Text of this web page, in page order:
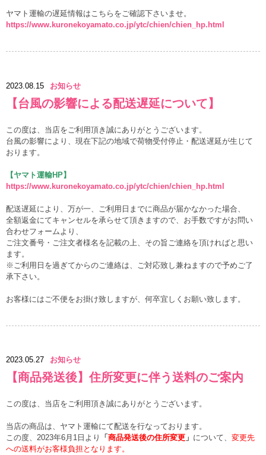
ヤマト運輸の遅延情報はこちらをご確認下さいませ。
https://www.kuronekoyamato.co.jp/ytc/chien/chien_hp.html
2023.08.15 お知らせ
【台風の影響による配送遅延について】
この度は、当店をご利用頂き誠にありがとうございます。
台風の影響により、現在下記の地域で荷物受付停止・配送遅延が生じて
おります。
【ヤマト運輸HP】
https://www.kuronekoyamato.co.jp/ytc/chien/chien_hp.html
配送遅延により、万が一、ご利用日までに商品が届かなかった場合、
全額返金にてキャンセルを承らせて頂きますので、お手数ですがお問い
合わせフォームより、
ご注文番号・ご注文者様名を記載の上、その旨ご連絡を頂ければと思い
ます。
※ご利用日を過ぎてからのご連絡は、ご対応致し兼ねますので予めご了
承下さい。
お客様にはご不便をお掛け致しますが、何卒宜しくお願い致します。
2023.05.27 お知らせ
【商品発送後】住所変更に伴う送料のご案内
この度は、当店をご利用頂き誠にありがとうございます。
当店の商品は、ヤマト運輸にて配送を行なっております。
この度、2023年6月1日より
「 商品発送後の住所変更 」 について、 変更先
への送料がお客様負担となります。